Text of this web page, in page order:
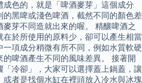
色的，就是「啤酒麥芽」這個成分
的黑啤或淺色啤酒，截然不同的顏色差
芽不同造就出來的喔。 精釀啤酒之
在於所使用的原料少，卻可以產生相當
一項成分稍微有所不同，例如水質軟硬
啤酒產生不同的風味差異。 接著開
冷卻」，大家可以選擇蓋上鍋蓋，讓
者是找個水缸在裡頭放入冷水與冰塊